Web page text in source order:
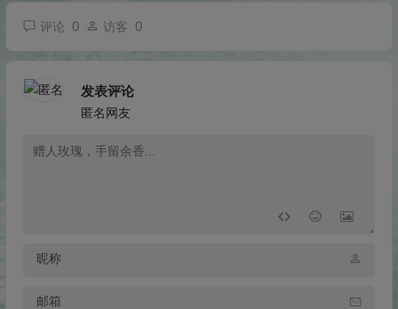
评论 0 访客 0
发表评论
匿名网友
昵称
邮箱